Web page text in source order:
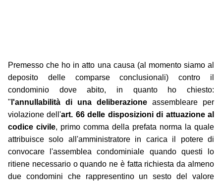
Premesso che ho in atto una causa (al momento siamo al
deposito delle comparse conclusionali) contro il
condominio dove abito, in quanto ho chiesto:
" l'annullabilità di una deliberazione assembleare per
violazione dell'art. 66 delle disposizioni di attuazione al
codice civile, primo comma della prefata norma la quale
attribuisce solo all'amministratore in carica il potere di
convocare l'assemblea condominiale quando questi lo
ritiene necessario o quando ne è fatta richiesta da almeno
due condomini che rappresentino un sesto del valore